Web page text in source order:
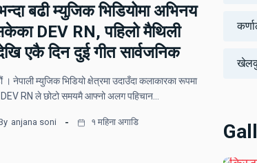
बढी म्युजिक भिडियोमा अभिनय
DEV RN, पहिलो मैथिली
एकै दिन दुई गीत सार्वजनिक
। नेपाली म्युजिक भिडियो क्षेत्रमा उदाउँदा कलाकारका रूपमा
DEV RN ले छोटो समयमै आफ्नो अलग पहिचान…
anjana soni १ महिना अगाडि